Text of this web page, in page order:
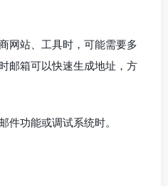
网站、工具时，可能需要多
邮箱可以快速生成地址，方
件功能或调试系统时。